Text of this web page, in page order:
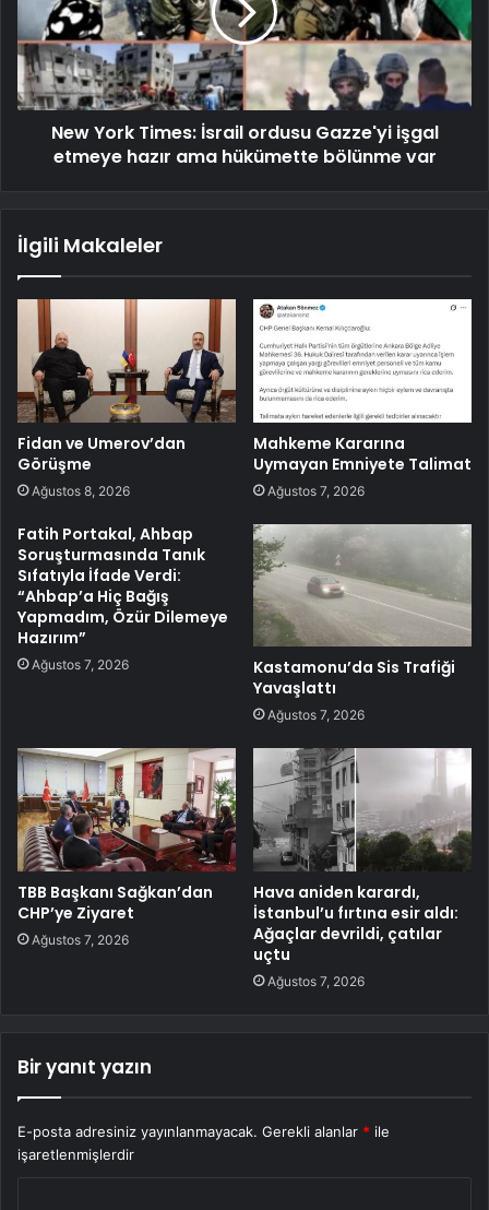
New York Times: İsrail ordusu Gazze'yi işgal
etmeye hazır ama hükümette bölünme var
İlgili Makaleler
Fidan ve Umerov’dan
Görüşme
Ağustos 8, 2026
Mahkeme Kararına
Uymayan Emniyete Talimat
Ağustos 7, 2026
Fatih Portakal, Ahbap
Soruşturmasında Tanık
Sıfatıyla İfade Verdi:
“Ahbap’a Hiç Bağış
Yapmadım, Özür Dilemeye
Hazırım”
Ağustos 7, 2026
Kastamonu’da Sis Trafiği
Yavaşlattı
Ağustos 7, 2026
TBB Başkanı Sağkan’dan
CHP’ye Ziyaret
Ağustos 7, 2026
Hava aniden karardı,
İstanbul’u fırtına esir aldı:
Ağaçlar devrildi, çatılar
uçtu
Ağustos 7, 2026
Bir yanıt yazın
E-posta adresiniz yayınlanmayacak. Gerekli alanlar * ile
işaretlenmişlerdir